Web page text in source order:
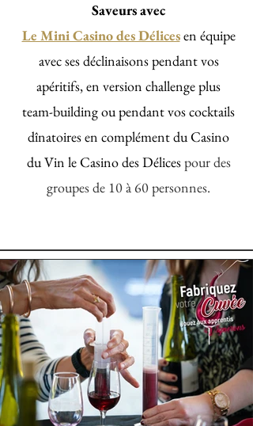
Saveurs avec
Le Mini Casino des Délicesen équipe
avec ses déclinaisons pendant vos
apéritifs, en version challenge plus
team-building ou pendant vos cocktails
dînatoires en complément du Casino
du Vin le Casino des Délicespour des
groupes de 10 à 60 personnes.